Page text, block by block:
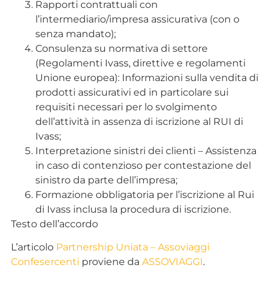
Rapporti contrattuali con
l’intermediario/impresa assicurativa (con o
senza mandato);
Consulenza su normativa di settore
(Regolamenti Ivass, direttive e regolamenti
Unione europea): Informazioni sulla vendita di
prodotti assicurativi ed in particolare sui
requisiti necessari per lo svolgimento
dell’attività in assenza di iscrizione al RUI di
Ivass;
Interpretazione sinistri dei clienti – Assistenza
in caso di contenzioso per contestazione del
sinistro da parte dell’impresa;
Formazione obbligatoria per l’iscrizione al Rui
di Ivass inclusa la procedura di iscrizione.
Testo dell’accordo
L’articolo Partnership Uniata – Assoviaggi
Confesercenti proviene da ASSOVIAGGI.